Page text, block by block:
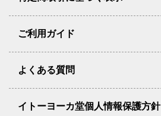
ご利用ガイド
よくある質問
イトーヨーカ堂個人情報保護方針